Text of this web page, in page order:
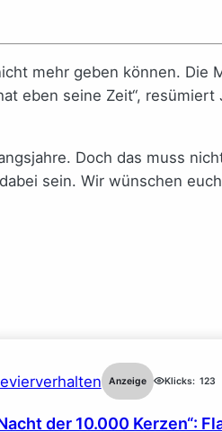
mehr geben können.
eben seine Zeit“,
Doch das muss
sein. Wir wünschen
Anzeige Klicks: 123
der 10.000 Kerzen“: